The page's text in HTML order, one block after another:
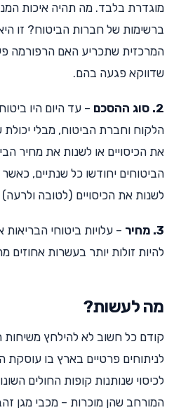
מוגדרת בלבד. מה תהיה איכות
ברשימות של חברות הביטוח? זו
המרכזית שתכריע האם הרפורמה
שדווקא פגעה בהם.
2. סוג ההסכם
– עד היום היו
הלקוח וחברת הביטוח, מבלי
את הכיסויים או לשנות את מחיר
הביטוחים יחודשו כל שנתיים,
לשנות את הכיסויים (לטובה
3. מחיר
– עלויות ביטוחי
להיות זולות יותר בעשרות אחוזים
מה לעשות?
קודם כל חשוב לא להילחץ משיחות
לניתוחים פרטיים בארץ בו עוסקת
לכיסוי שנותנות קופות החולים
המורחב שהן מוכרות – מכבי מגן